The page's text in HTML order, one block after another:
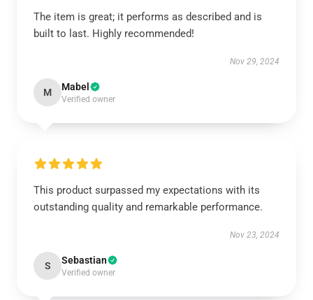
The item is great; it performs as described and is
built to last. Highly recommended!
Nov 29, 2024
M Mabel
Verified owner
This product surpassed my expectations with its
outstanding quality and remarkable performance.
Nov 23, 2024
S Sebastian
Verified owner